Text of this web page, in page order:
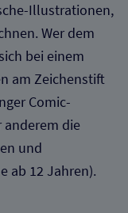
Illustrationen,
Wer dem
bei einem
am Zeichenstift
Comic-
die
und
ab 12 Jahren).